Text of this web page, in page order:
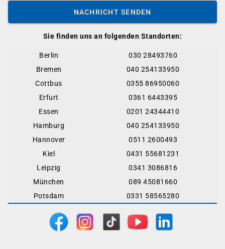
Sie finden uns an folgenden Standorten:
Berlin
030 28493760
Bremen
040 254133950
Cottbus
0355 86950060
Erfurt
0361 6443395
Essen
0201 24344410
Hamburg
040 254133950
Hannover
0511 2600493
Kiel
0431 55681231
Leipzig
0341 3086816
München
089 45081660
Potsdam
0331 58565280
NACHRICHT SENDEN